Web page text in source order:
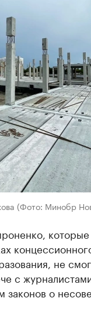
(Фото: Минобр
которые
не
с
законов о